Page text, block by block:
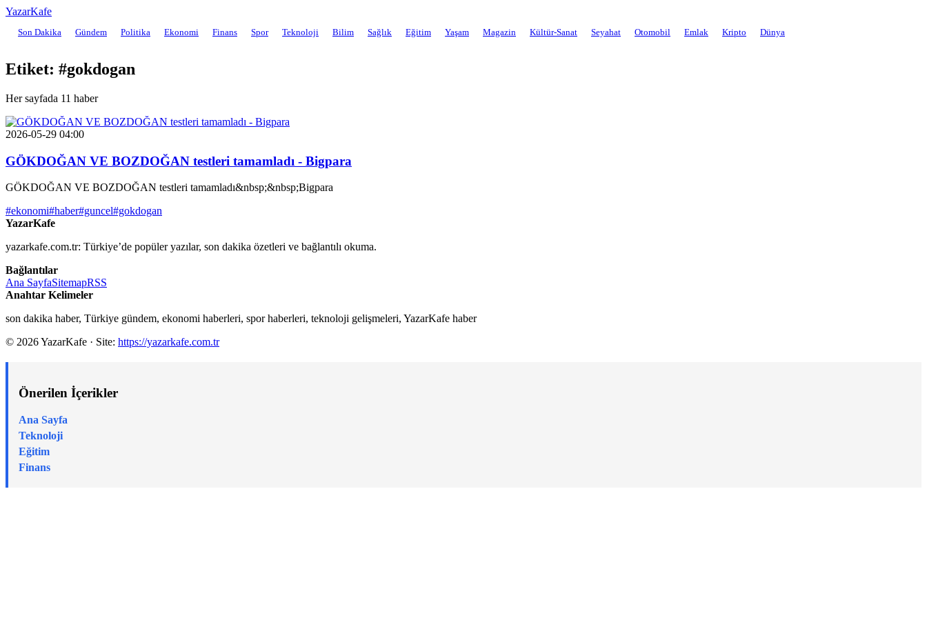
YazarKafe
Son Dakika Gündem Politika Ekonomi Finans Spor Teknoloji Bilim Sağlık Eğitim Yaşam Magazin Kültür-Sanat Seyahat Otomobil Emlak Kripto Dünya
Etiket: #gokdogan
Her sayfada 11 haber
2026-05-29 04:00
GÖKDOĞAN VE BOZDOĞAN testleri tamamladı - Bigpara
GÖKDOĞAN VE BOZDOĞAN testleri tamamladı&nbsp;&nbsp;Bigpara
#ekonomi#haber#guncel#gokdogan
YazarKafe
yazarkafe.com.tr: Türkiye’de popüler yazılar, son dakika özetleri ve bağlantılı okuma.
Bağlantılar
Ana SayfaSitemapRSS
Anahtar Kelimeler
son dakika haber, Türkiye gündem, ekonomi haberleri, spor haberleri, teknoloji gelişmeleri, YazarKafe haber
© 2026 YazarKafe · Site: https://yazarkafe.com.tr
Önerilen İçerikler
Ana Sayfa
Teknoloji
Eğitim
Finans